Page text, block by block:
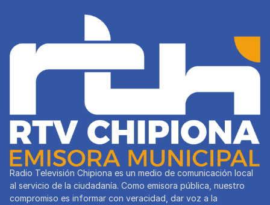
Radio Televisión Chipiona es un medio de comunicación local
al servicio de la ciudadanía. Como emisora pública, nuestro
compromiso es informar con veracidad, dar voz a la